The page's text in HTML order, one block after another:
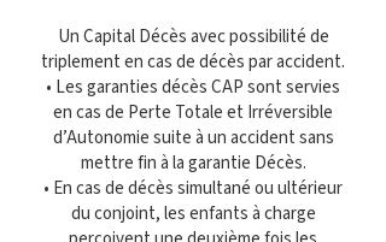
Un Capital Décès avec possibilité de
triplement en cas de décès par accident.
• Les garanties décès CAP sont servies
en cas de Perte Totale et Irréversible
d’Autonomie suite à un accident sans
mettre fin à la garantie Décès.
• En cas de décès simultané ou ultérieur
du conjoint, les enfants à charge